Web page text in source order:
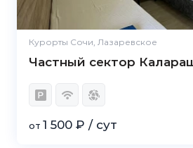
Курорты Сочи, Лазаревское
Частный сектор
от 1 500 ₽ / сут